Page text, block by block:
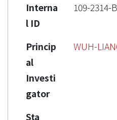
Interna
l ID
109-2314-
Princip
al
Investi
gator
WUH-
Sta